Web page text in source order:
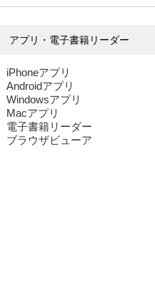
アプリ・電子書籍リーダー
iPhoneアプリ
Androidアプリ
Windowsアプリ
Macアプリ
電子書籍リーダー
ブラウザビューア